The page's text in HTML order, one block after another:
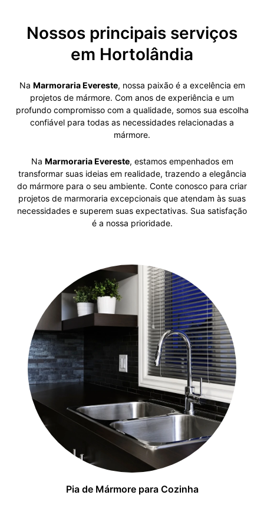
Nossos principais serviços
em Hortolândia
Na Marmoraria Evereste, nossa paixão é a excelência em
projetos de mármore. Com anos de experiência e um
profundo compromisso com a qualidade, somos sua escolha
confiável para todas as necessidades relacionadas a
mármore.
Na Marmoraria Evereste, estamos empenhados em
transformar suas ideias em realidade, trazendo a elegância
do mármore para o seu ambiente. Conte conosco para criar
projetos de marmoraria excepcionais que atendam às suas
necessidades e superem suas expectativas. Sua satisfação
é a nossa prioridade.
Pia de Mármore para Cozinha